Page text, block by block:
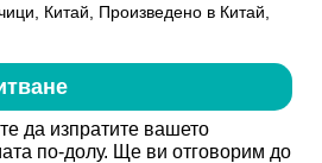
Китай, Произведено в Китай,
да изпратите вашето
по-долу. Ще ви отговорим до